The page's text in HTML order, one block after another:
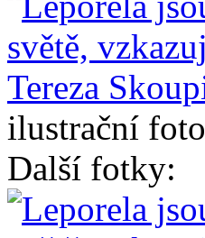
ilustrační foto
Další fotky: